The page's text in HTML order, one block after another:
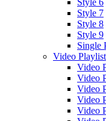
Style 7
Style 8
Style 9
Single
Video Playlist
Video
Video
Video
Video
Video